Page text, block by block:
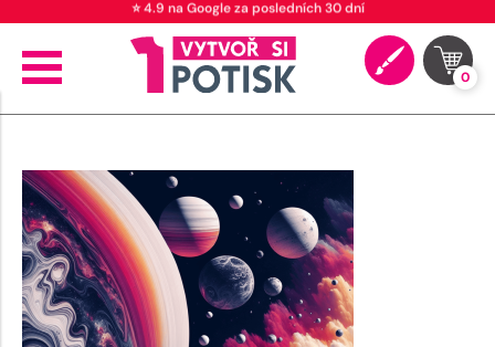
⭐ 4.9 na Google za posledních 30 dní
0